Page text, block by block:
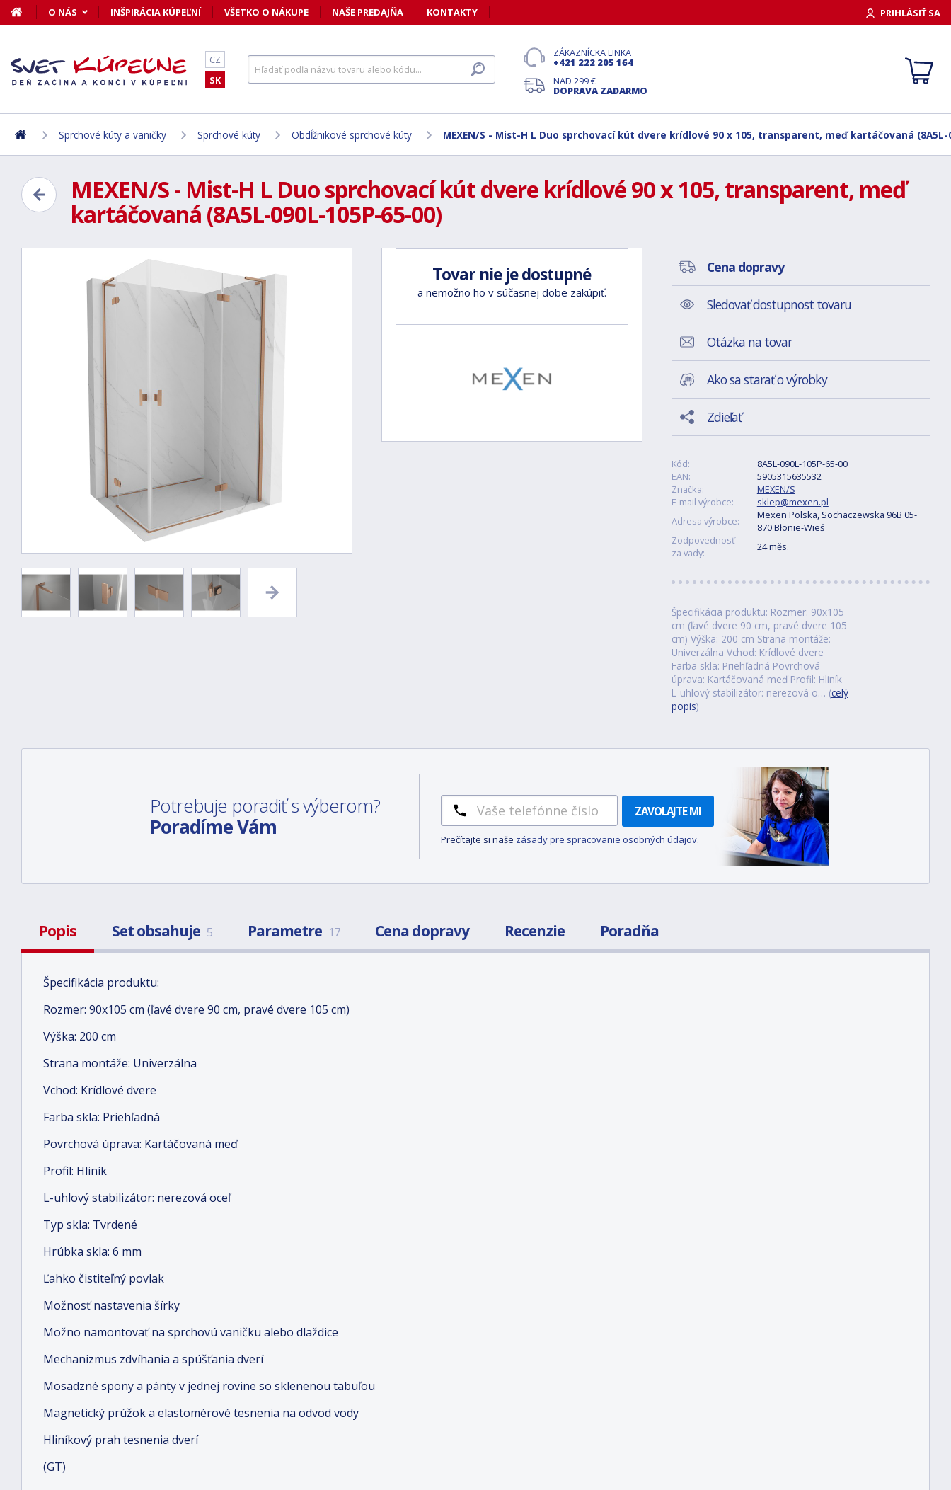
O NÁS INŠPIRÁCIA KÚPEĽNÍ VŠETKO O NÁKUPE NAŠE PREDAJŇA KONTAKTY PRIHLÁSIŤ SA
CZ
SK
ZÁKAZNÍCKA LINKA
+421 222 205 164
NAD 299 €
DOPRAVA ZADARMO
Sprchové kúty a vaničky Sprchové kúty Obdĺžnikové sprchové kúty MEXEN/S - Mist-H L Duo sprchovací kút dvere krídlové 90 x 105, transparent, meď kartáčovaná (8A5L-
MEXEN/S - Mist-H L Duo sprchovací kút dvere krídlové 90 x 105, transparent, meď
kartáčovaná (8A5L-090L-105P-65-00)
Tovar nie je dostupné
a nemožno ho v súčasnej dobe zakúpiť.
Cena dopravy
Sledovať dostupnost tovaru
Otázka na tovar
Ako sa starať o výrobky
Zdieľať
Kód:
8A5L-090L-105P-65-00
EAN:
5905315635532
Značka:
MEXEN/S
E-mail výrobce:
sklep@mexen.pl
Adresa výrobce:
Mexen Polska, Sochaczewska 96B 05-
870 Błonie-Wieś
Zodpovednosť
za vady:
24 měs.
Špecifikácia produktu: Rozmer: 90x105
cm (ľavé dvere 90 cm, pravé dvere 105
cm) Výška: 200 cm Strana montáže:
Univerzálna Vchod: Krídlové dvere
Farba skla: Priehľadná Povrchová
úprava: Kartáčovaná meď Profil: Hliník
L-uhlový stabilizátor: nerezová o… (celý
popis)
Potrebuje poradiť s výberom?
Poradíme Vám
ZAVOLAJTE MI
Prečítajte si naše zásady pre spracovanie osobných údajov.
Popis Set obsahuje 5 Parametre 17 Cena dopravy Recenzie Poradňa
Špecifikácia produktu:
Rozmer: 90x105 cm (ľavé dvere 90 cm, pravé dvere 105 cm)
Výška: 200 cm
Strana montáže: Univerzálna
Vchod: Krídlové dvere
Farba skla: Priehľadná
Povrchová úprava: Kartáčovaná meď
Profil: Hliník
L-uhlový stabilizátor: nerezová oceľ
Typ skla: Tvrdené
Hrúbka skla: 6 mm
Ľahko čistiteľný povlak
Možnosť nastavenia šírky
Možno namontovať na sprchovú vaničku alebo dlaždice
Mechanizmus zdvíhania a spúšťania dverí
Mosadzné spony a pánty v jednej rovine so sklenenou tabuľou
Magnetický prúžok a elastomérové tesnenia na odvod vody
Hliníkový prah tesnenia dverí
(GT)